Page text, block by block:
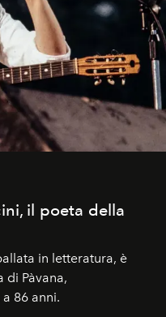
il poeta della
in letteratura, è
di Pàvana,
86 anni.